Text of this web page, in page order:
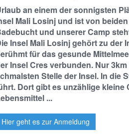
an einem der sonnigsten
Mali Losinj und ist von
und unserer Camp
Insel Mali Losinj gehört zu
für das gesunde
Insel Cres verbunden. Nur
Stelle der Insel. In die
Dort gibt es unzählige kleine
...
Hier geht es zur Anmeldung